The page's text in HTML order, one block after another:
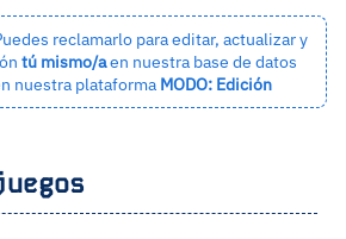
reclamarlo para editar, actualizar y
tú mismo/aen nuestra base de datos
nuestra plataforma MODO: Edición